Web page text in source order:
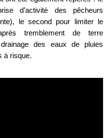
d’activité des pêcheurs
le second pour limiter le
tremblement de terre
des eaux de pluies
à risque.